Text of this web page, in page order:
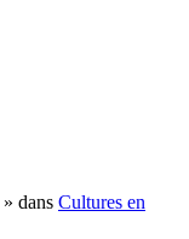
» dans Cultures en